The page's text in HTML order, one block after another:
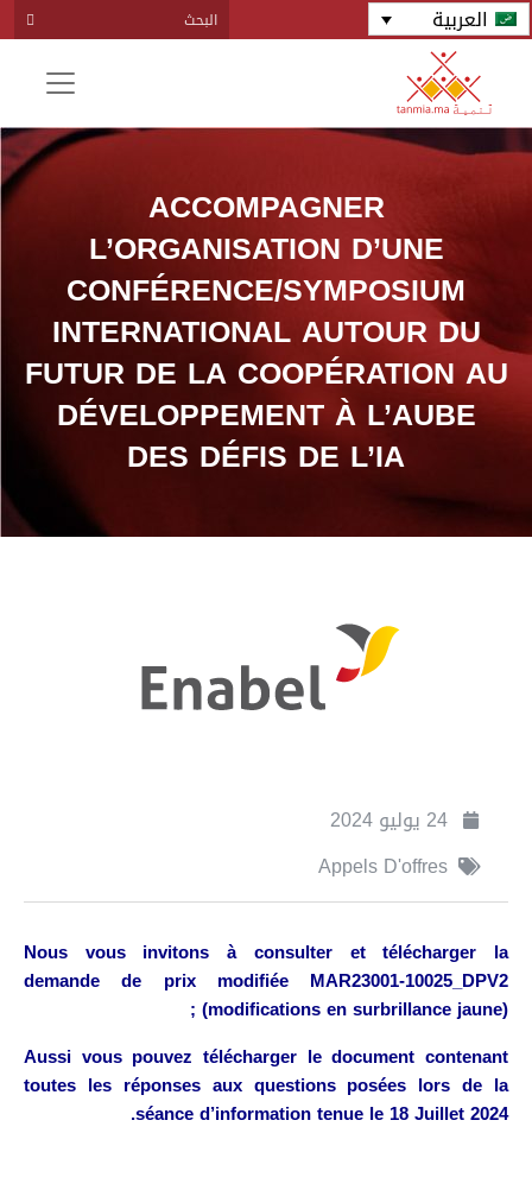
العربية
ACCOMPAGNER
L’ORGANISATION D’UNE
CONFÉRENCE/SYMPOSIUM
INTERNATIONAL AUTOUR DU
FUTUR DE LA COOPÉRATION AU
DÉVELOPPEMENT À L’AUBE
DES DÉFIS DE L’IA
24 يوليو 2024
Appels D'offres
Nous vous invitons à consulter et télécharger la
demande de prix modifiée MAR23001-10025_DPV2
(modifications en surbrillance jaune);
Aussi vous pouvez télécharger le document contenant
toutes les réponses aux questions posées lors de la
séance d’information tenue le 18 Juillet 2024.